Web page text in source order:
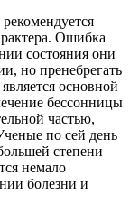
Ошибка
состояния они
но пренебрегать
основной
бессонницы
частью,
по сей день
степени
немало
болезни и